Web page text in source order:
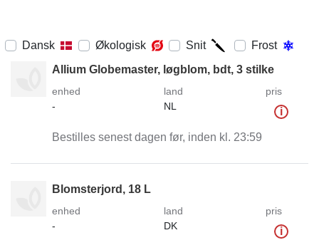
Dansk Økologisk Snit
Frost
Allium Globemaster, løgblom, bdt, 3 stilke
enhed
-
land
NL
pris
i
Bestilles senest dagen før, inden kl. 23:59
Blomsterjord, 18 L
enhed
-
land
DK
pris
i